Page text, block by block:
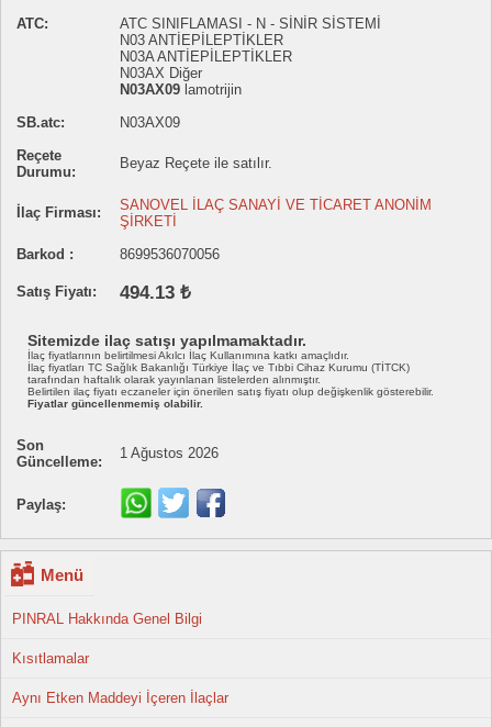
ATC:
ATC SINIFLAMASI - N - SİNİR SİSTEMİ
N03 ANTİEPİLEPTİKLER
N03A ANTİEPİLEPTİKLER
N03AX Diğer
N03AX09 lamotrijin
SB.atc:
N03AX09
Reçete
Durumu:
Beyaz Reçete ile satılır.
İlaç Firması:
SANOVEL İLAÇ SANAYİ VE TİCARET ANONİM
ŞİRKETİ
Barkod :
8699536070056
Satış Fiyatı: 494.13 ₺
Sitemizde ilaç satışı yapılmamaktadır.
İlaç fiyatlarının belirtilmesi Akılcı İlaç Kullanımına katkı amaçlıdır.
İlaç fiyatları TC Sağlık Bakanlığı Türkiye İlaç ve Tıbbi Cihaz Kurumu (TİTCK)
tarafından haftalık olarak yayınlanan listelerden alınmıştır.
Belirtilen ilaç fiyatı eczaneler için önerilen satış fiyatı olup değişkenlik gösterebilir.
Fiyatlar güncellenmemiş olabilir.
Son
Güncelleme:
1 Ağustos 2026
Paylaş:
Menü
PINRAL Hakkında Genel Bilgi
Kısıtlamalar
Aynı Etken Maddeyi İçeren İlaçlar